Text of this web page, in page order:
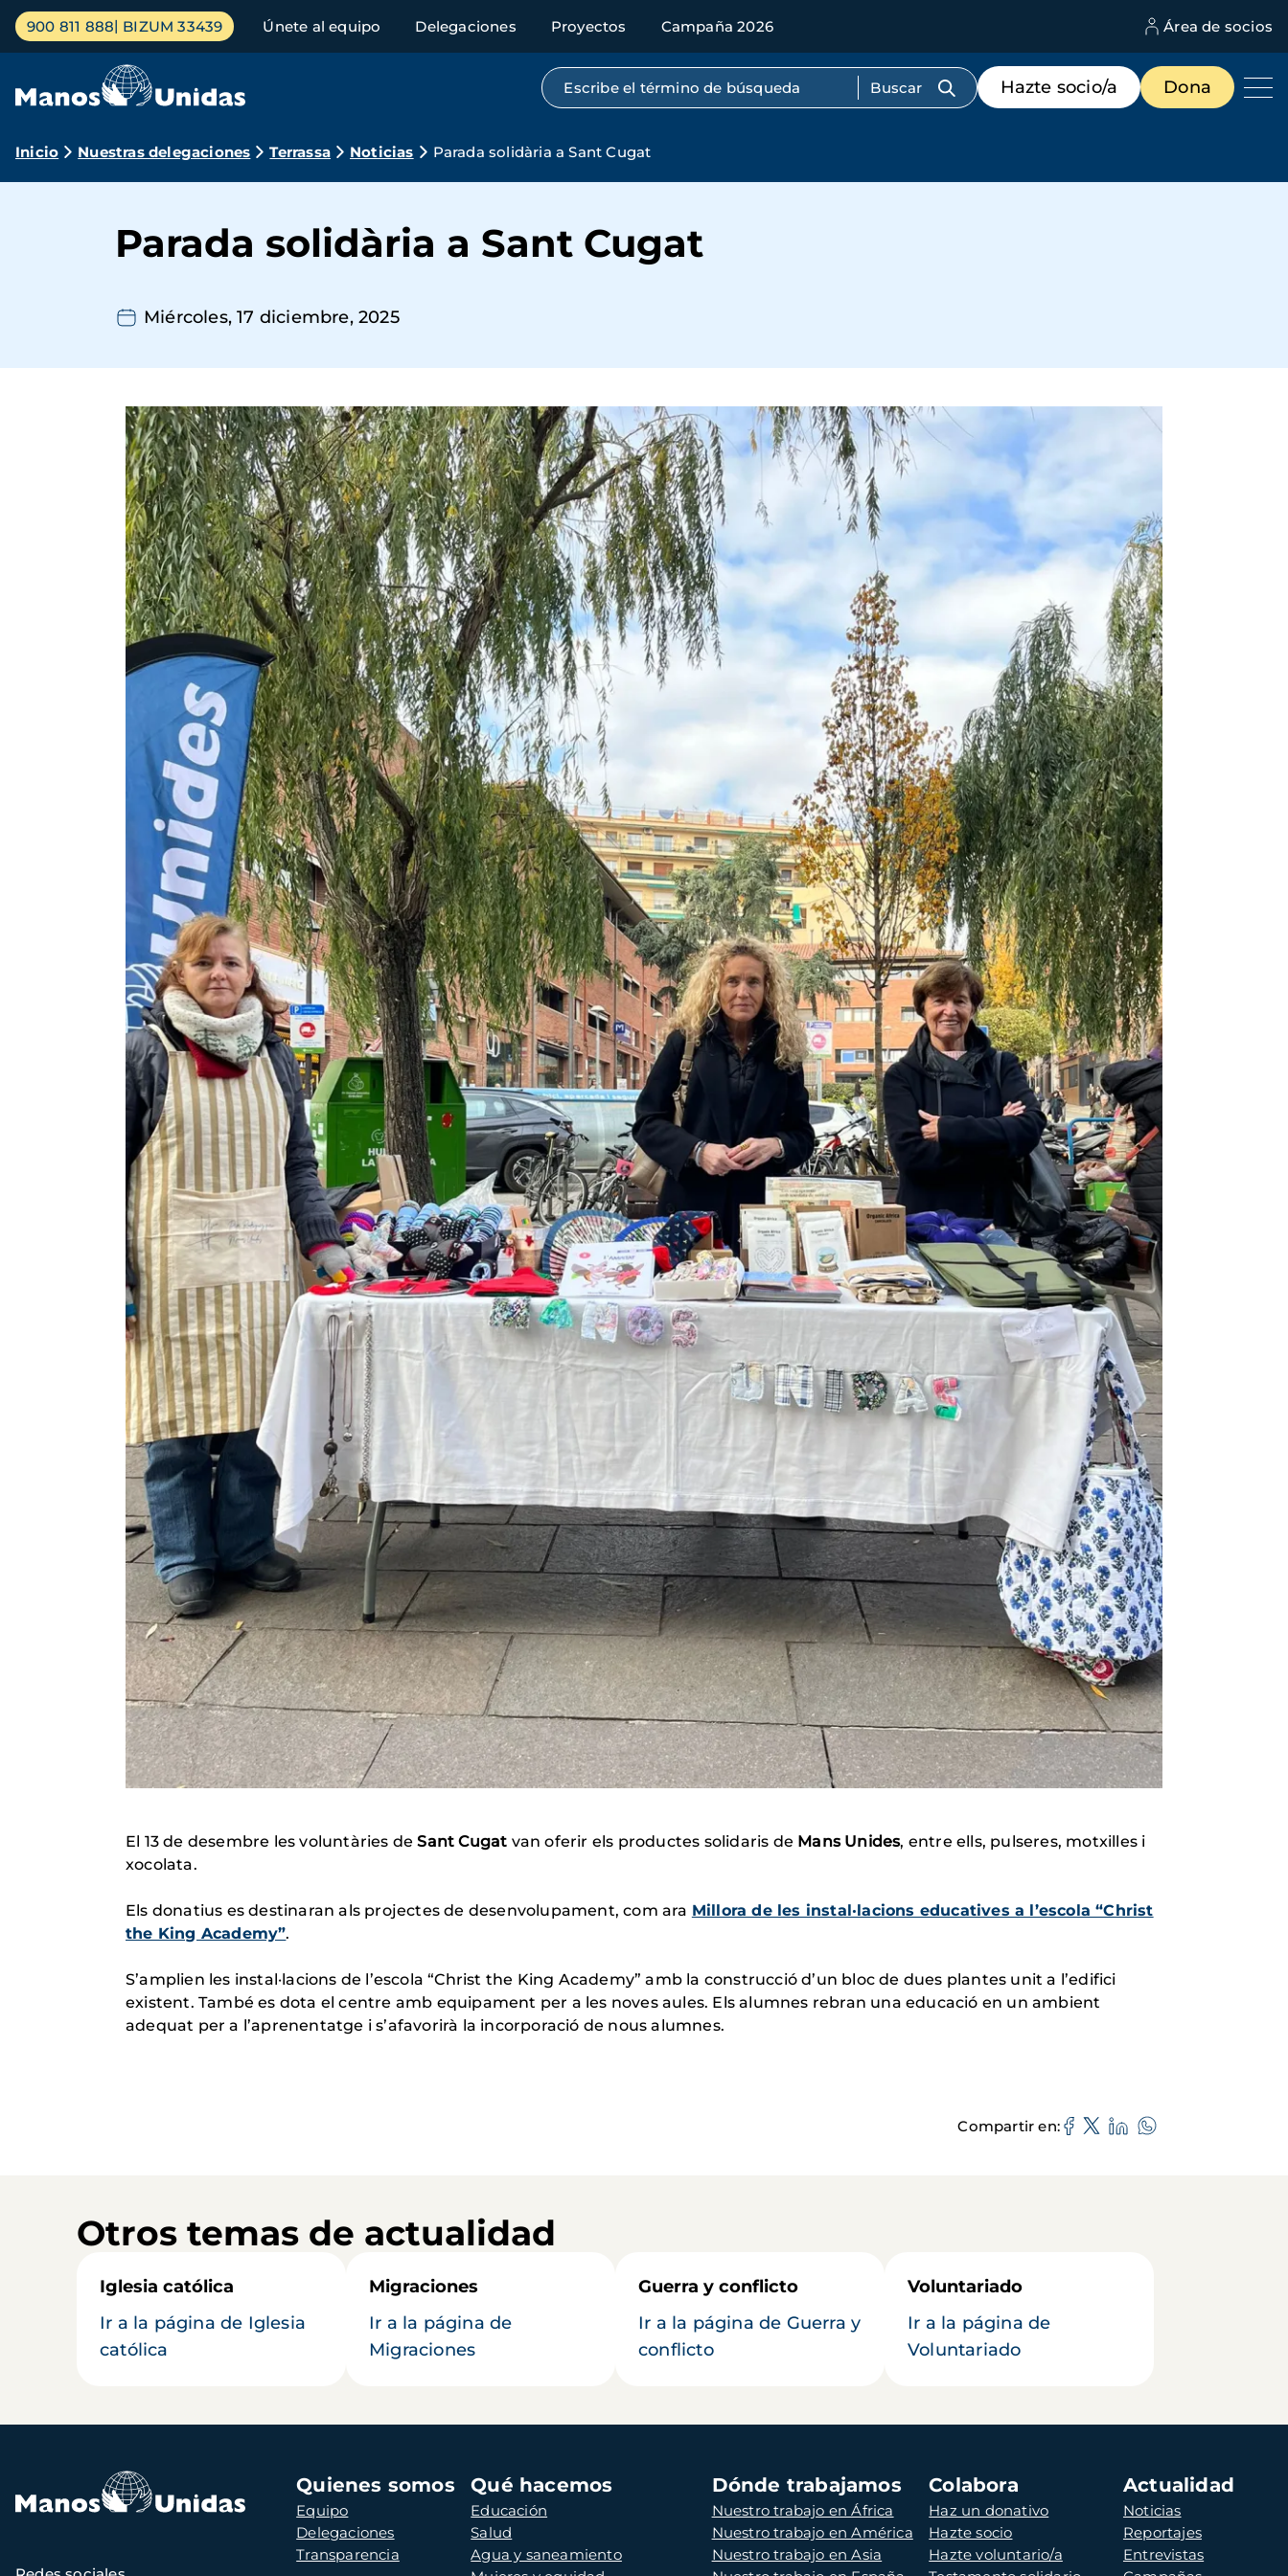
Pasar
contenido
Menú
principal
900 811 888 BIZUM 33439 Únete al equipo Delegaciones Proyectos Campaña 2026 Área de socios
Búsqueda por texto completo
Menú
de
destacados
Hazte socio/a Dona
Ruta
navegación
Inicio Nuestras delegaciones Terrassa Noticias Parada solidària a Sant Cugat
Parada solidària a Sant Cugat
Miércoles, 17 diciembre, 2025
El 13 de desembre les voluntàries deSant Cugat van oferir els productes solidaris de Mans Unides, entre ells, pulseres, motxilles i
xocolata.
Els donatius es destinaran als projectes de desenvolupament, com ara Millora de les instal·lacions educatives a l’escola “Christ
the King Academy”.
S’amplien les instal·lacions de l’escola “Christ the King Academy” amb la construcció d’un bloc de dues plantes unit a l’edifici
existent. També es dota el centre amb equipament per a les noves aules. Els alumnes rebran una educació en un ambient
adequat per a l’aprenentatge i s’afavorirà la incorporació de nous alumnes.
Compartir en
Otros temas de actualidad
Iglesia católica
Ir a la página de Iglesia
católica
Migraciones
Ir a la página de
Migraciones
Guerra y conflicto
Ir a la página de Guerra y
conflicto
Voluntariado
Ir a la página de
Voluntariado
Navegación
principal
Quienes somos
Equipo
Delegaciones
Transparencia
Qué hacemos
Educación
Salud
Agua y saneamiento
Dónde trabajamos
Nuestro trabajo en África
Nuestro trabajo en América
Nuestro trabajo en Asia
Colabora
Haz un donativo
Hazte socio
Hazte voluntario/a
Actualidad
Noticias
Reportajes
Entrevistas